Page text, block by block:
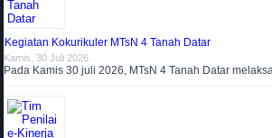
Kegiatan Kokurikuler MTsN 4 Tanah Datar
Kamis, 30 Juli 2026
Pada Kamis 30 juli 2026, MTsN 4 Tanah Datar